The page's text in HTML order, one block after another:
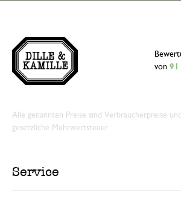
von 91
Alle genannten Preise sind Verbraucherpreise
gesetzliche Mehrwertsteuer.
Service